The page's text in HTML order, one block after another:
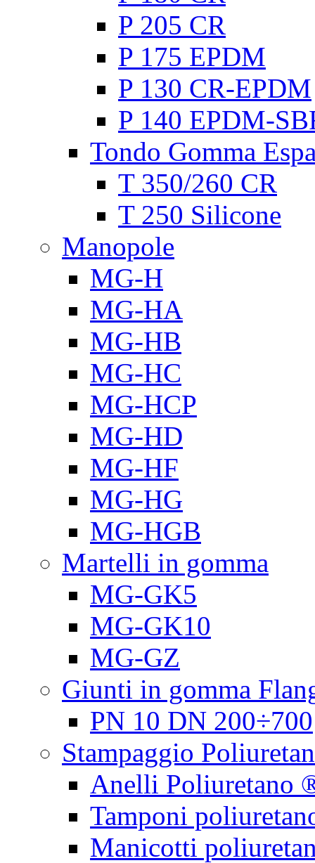
P 205 CR
P 175 EPDM
P 130 CR-EPDM
P 140 EPDM-
Tondo Gomma
T 350/260 CR
T 250 Silicone
Manopole
MG-H
MG-HA
MG-HB
MG-HC
MG-HCP
MG-HD
MG-HF
MG-HG
MG-HGB
Martelli in gomma
MG-GK5
MG-GK10
MG-GZ
Giunti in gomma
PN 10 DN 200÷700
Stampaggio
Anelli Poliuretano
Tamponi
Manicotti